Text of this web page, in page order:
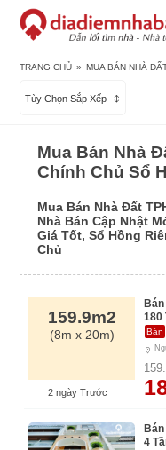
TRANG CHỦ » MUA BÁN NHÀ
Tùy Chọn Sắp Xếp
Mua Bán Nhà
Chính Chủ Sổ
Mua Bán Nhà Đất
Nhà Bán Cập Nhật
Giá Tốt, Sổ Hồng
Chủ
159.9m2
(8m x 20m)
180
Bán
2 ngày Trước
4